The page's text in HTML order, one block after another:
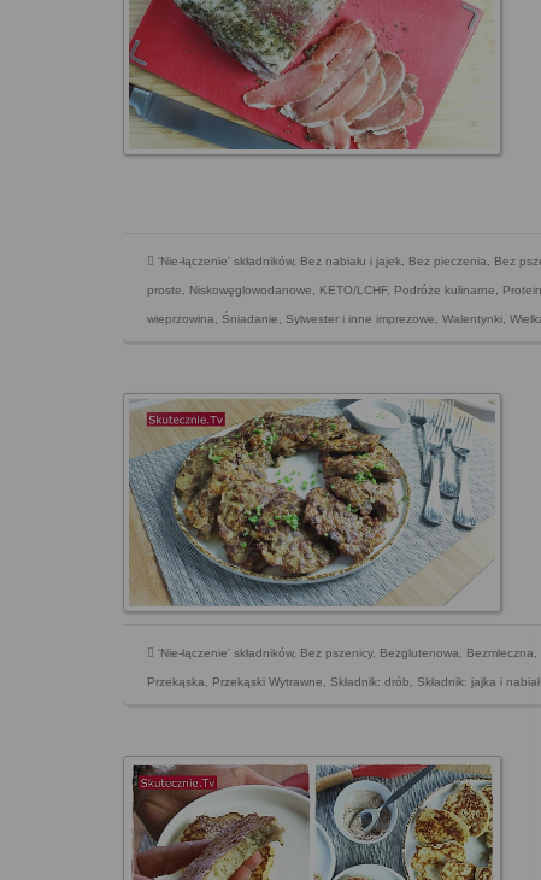
'Nie-łączenie' składników, Bez nabiału i jajek, Bez pieczenia, Bez
proste, Niskowęglowodanowe, KETO/LCHF, Podróże kulinarne,
wieprzowina, Śniadanie, Sylwester i inne imprezowe, Walentynki,
'Nie-łączenie' składników, Bez pszenicy, Bezglutenowa, Bezmleczna,
Przekąska, Przekąski Wytrawne, Składnik: drób, Składnik: jajka i nabiał